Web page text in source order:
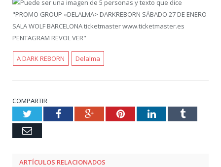
A DARK REBORN Delalma
COMPARTIR
TwitterFacebookGoogle+PinterestLinkedInTumblr
Email
ARTÍCULOS RELACIONADOS